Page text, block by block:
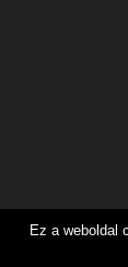
Ez a weboldal